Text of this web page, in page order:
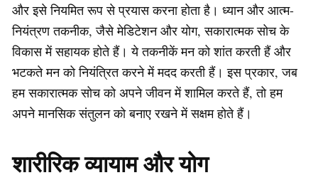
और इसे नियमित रूप से प्रयास करना होता है। ध्यान और आत्म-
नियंत्रण तकनीक, जैसे मेडिटेशन और योग, सकारात्मक सोच के
विकास में सहायक होते हैं। ये तकनीकें मन को शांत करती हैं और
भटकते मन को नियंत्रित करने में मदद करती हैं। इस प्रकार, जब
हम सकारात्मक सोच को अपने जीवन में शामिल करते हैं, तो हम
अपने मानसिक संतुलन को बनाए रखने में सक्षम होते हैं।
शारीरिक व्यायाम और योग